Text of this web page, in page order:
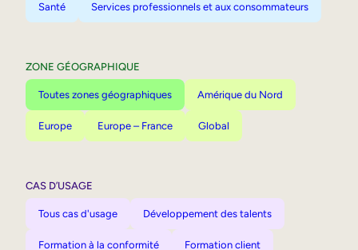
Santé Services professionnels et aux consommateurs
ZONE GÉOGRAPHIQUE
Toutes zones géographiques Amérique du Nord
Europe Europe – France Global
CAS D’USAGE
Tous cas d'usage Développement des talents
Formation à la conformité Formation client